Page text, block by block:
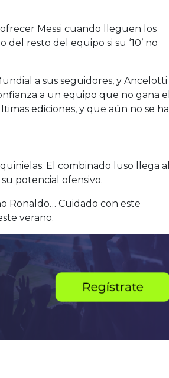
Messi cuando lleguen los
resto del equipo si su ‘10’ no
a sus seguidores, y Ancelotti
a un equipo que no gana el
ediciones, y que aún no se ha
El combinado luso llega al
potencial ofensivo.
Ronaldo… Cuidado con este
verano.